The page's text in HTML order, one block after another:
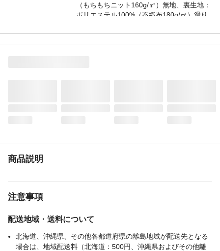
（もちもちニット160g/㎡）無地、裏生地：
ポリエステル100%（不織布180g/㎡）滑り
クリル樹脂20g/㎡使用）
商品説明
注意事項
配送地域・送料について
北海道、沖縄県、その他各都道府県の離島地域が配送先となる
場合は、地域配送料（北海道：500円、沖縄県およびその他離